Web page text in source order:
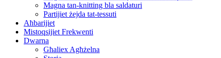
Magna tan-knitting bla saldaturi
Partijiet żejda tat-tessuti
Aħbarijiet
Mistoqsijiet Frekwenti
Dwarna
Għaliex Agħżelna